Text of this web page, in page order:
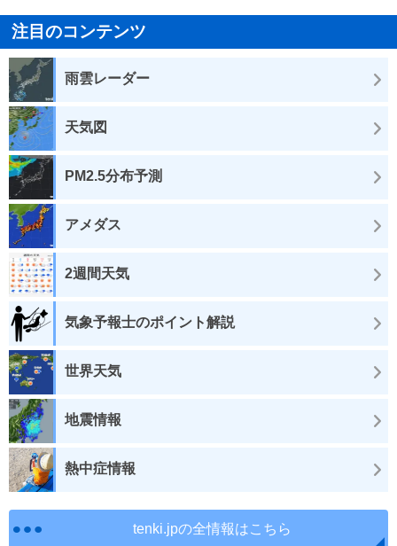
注目のコンテンツ
雨雲レーダー
天気図
PM2.5分布予測
アメダス
2週間天気
気象予報士のポイント解説
世界天気
地震情報
熱中症情報
tenki.jpの全情報はこちら